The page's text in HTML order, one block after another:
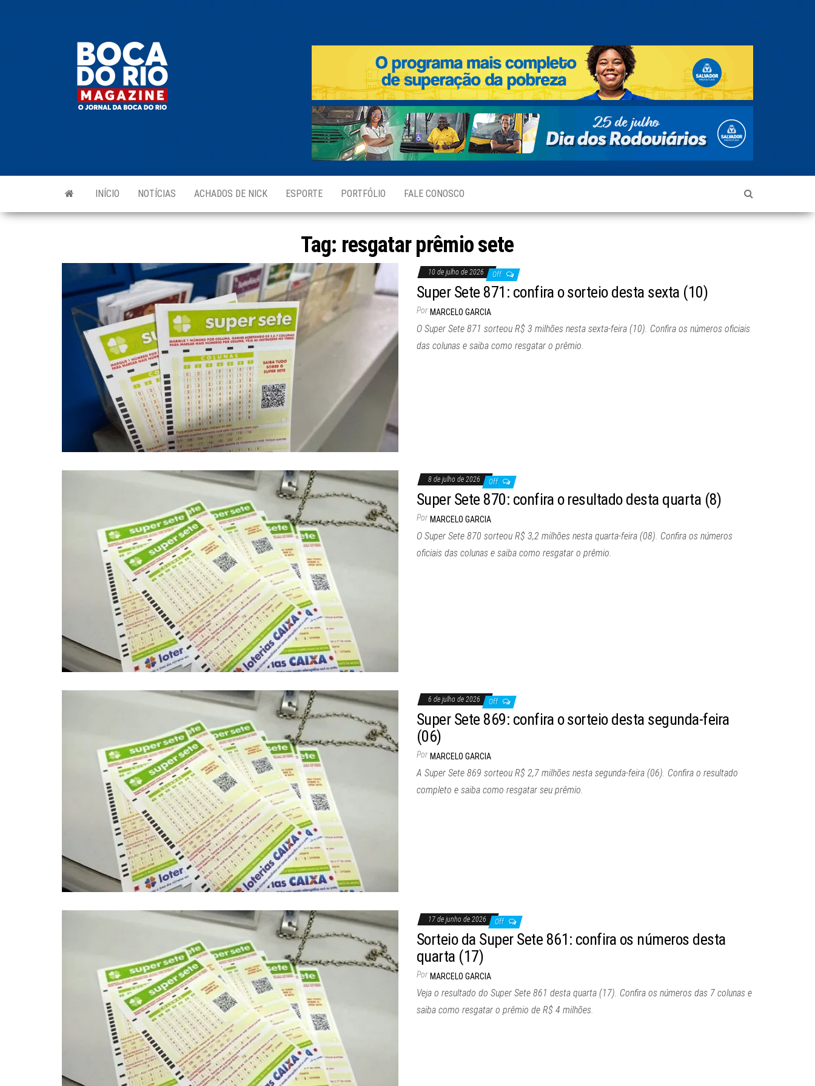
.
INÍCIO NOTÍCIAS ACHADOS DE NICK ESPORTE PORTFÓLIO FALE CONOSCO
Tag: resgatar prêmio sete
10 de julho de 2026 Off
Super Sete 871: confira o sorteio desta sexta (10)
Por MARCELO GARCIA
O Super Sete 871 sorteou R$ 3 milhões nesta sexta-feira (10). Confira os números oficiais
das colunas e saiba como resgatar o prêmio.
8 de julho de 2026 Off
Super Sete 870: confira o resultado desta quarta (8)
Por MARCELO GARCIA
O Super Sete 870 sorteou R$ 3,2 milhões nesta quarta-feira (08). Confira os números
oficiais das colunas e saiba como resgatar o prêmio.
6 de julho de 2026 Off
Super Sete 869: confira o sorteio desta segunda-feira
(06)
Por MARCELO GARCIA
A Super Sete 869 sorteou R$ 2,7 milhões nesta segunda-feira (06). Confira o resultado
completo e saiba como resgatar seu prêmio.
17 de junho de 2026 Off
Sorteio da Super Sete 861: confira os números desta
quarta (17)
Por MARCELO GARCIA
Veja o resultado do Super Sete 861 desta quarta (17). Confira os números das 7 colunas e
saiba como resgatar o prêmio de R$ 4 milhões.